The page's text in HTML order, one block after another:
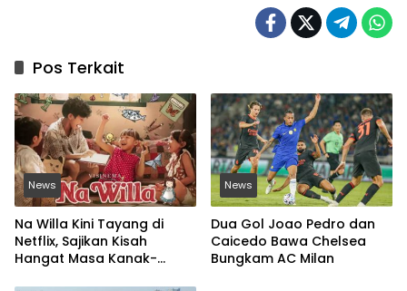
Pos Terkait
News
Na Willa Kini Tayang di
Netflix, Sajikan Kisah
Hangat Masa Kanak-
News
Dua Gol Joao Pedro dan
Caicedo Bawa Chelsea
Bungkam AC Milan